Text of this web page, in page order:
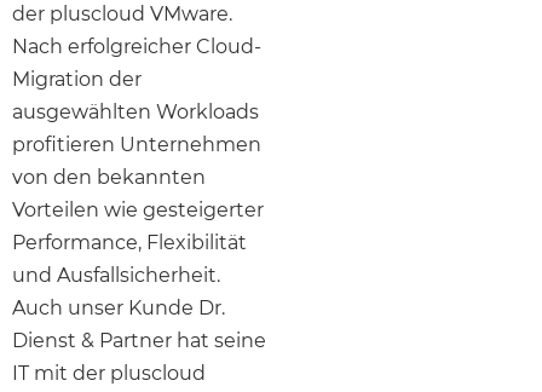
der pluscloud VMware.
Nach erfolgreicher Cloud-
Migration der
ausgewählten Workloads
profitieren Unternehmen
von den bekannten
Vorteilen wie gesteigerter
Performance, Flexibilität
und Ausfallsicherheit.
Auch unser Kunde Dr.
Dienst & Partner hat seine
IT mit der pluscloud